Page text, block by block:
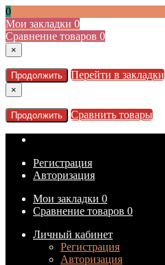
0
Мои закладки 0
Сравнение товаров 0
×
Продолжить Перейти в закладки
×
Продолжить Сравнить товары
Регистрация
Авторизация
Мои закладки 0
Сравнение товаров 0
Личный кабинет
Регистрация
Авторизация